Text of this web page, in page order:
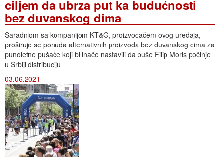
ciljem da ubrza put ka budućnosti
bez duvanskog dima
Saradnjom sa kompanijom KT&G, proizvođačem ovog uređaja,
proširuje se ponuda alternativnih proizvoda bez duvanskog dima za
punoletne pušače koji bi inače nastavili da puše Filip Moris počinje
u Srbiji distribuciju
03.06.2021